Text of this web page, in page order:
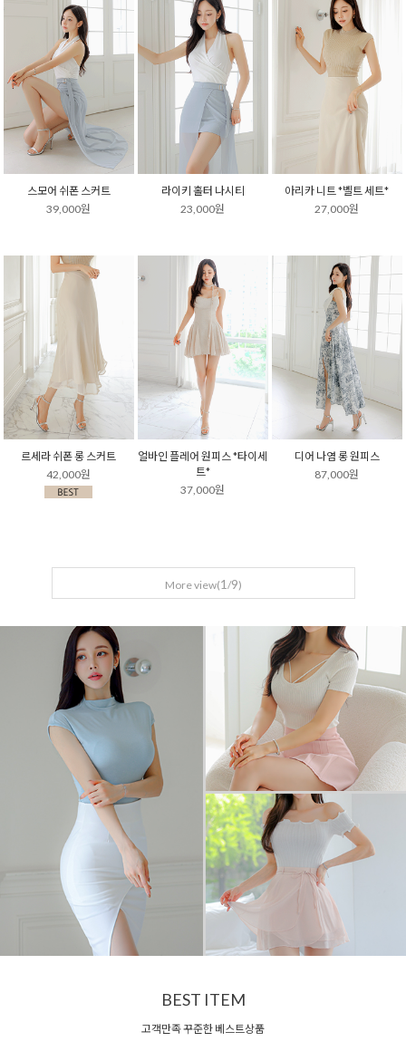
스모어 쉬폰 스커트
39,000원
라이키 홀터 나시티
23,000원
아리카 니트 *벨트 세트*
27,000원
르세라 쉬폰 롱 스커트
42,000원
얼바인 플레어 원피스 *타이세
트*
37,000원
디어 나염 롱 원피스
87,000원
More view(1 /9)
BEST ITEM
고객만족 꾸준한 베스트상품